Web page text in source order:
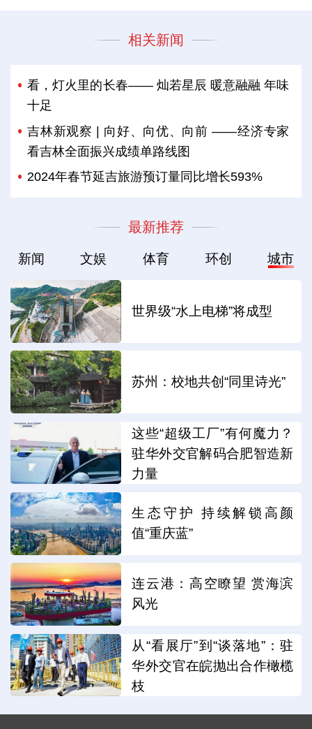
相关新闻
看，灯火里的长春—— 灿若星辰 暖意融融 年味
十足
吉林新观察 | 向好、向优、向前 ——经济专家
看吉林全面振兴成绩单路线图
2024年春节延吉旅游预订量同比增长593%
最新推荐
新闻 文娱 体育 环创 城市
世界级“水上电梯”将成型
苏州：校地共创“同里诗光”
这些“超级工厂”有何魔力？
驻华外交官解码合肥智造新
力量
生态守护 持续解锁高颜
值“重庆蓝”
连云港：高空瞭望 赏海滨
风光
从“看展厅”到“谈落地”：驻
华外交官在皖抛出合作橄榄
枝